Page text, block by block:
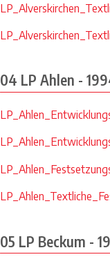
04 LP Ahlen -
05 LP Beckum -